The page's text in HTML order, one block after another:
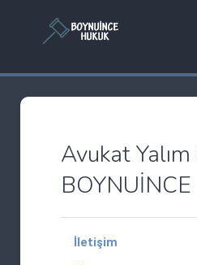
Avukat
BOYNUİNCE
İletişim